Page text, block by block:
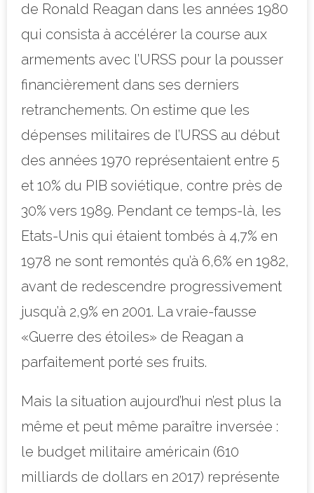
de Ronald Reagan dans les années 1980
qui consista à accélérer la course aux
armements avec l’URSS pour la pousser
financièrement dans ses derniers
retranchements. On estime que les
dépenses militaires de l’URSS au début
des années 1970 représentaient entre 5
et 10% du PIB soviétique, contre près de
30% vers 1989. Pendant ce temps-là, les
Etats-Unis qui étaient tombés à 4,7% en
1978 ne sont remontés qu’à 6,6% en 1982,
avant de redescendre progressivement
jusqu’à 2,9% en 2001. La vraie-fausse
«Guerre des étoiles» de Reagan a
parfaitement porté ses fruits.
Mais la situation aujourd’hui n’est plus la
même et peut même paraître inversée :
le budget militaire américain (610
milliards de dollars en 2017) représente